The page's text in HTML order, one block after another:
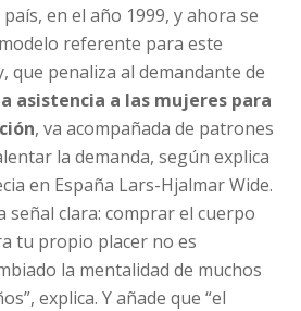
en el año 1999, y ahora se
referente para este
que penaliza al demandante de
asistencia a las mujeres para
, va acompañada de patrones
la demanda, según explica
en España Lars-Hjalmar Wide.
señal clara: comprar el cuerpo
tu propio placer no es
la mentalidad de muchos
explica. Y añade que “el